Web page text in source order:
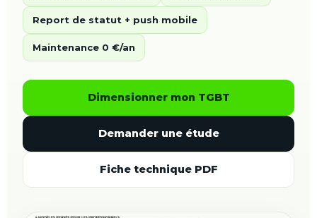
Report de statut + push mobile
Maintenance 0 €/an
Dimensionner mon TGBT
Demander une étude
Fiche technique PDF